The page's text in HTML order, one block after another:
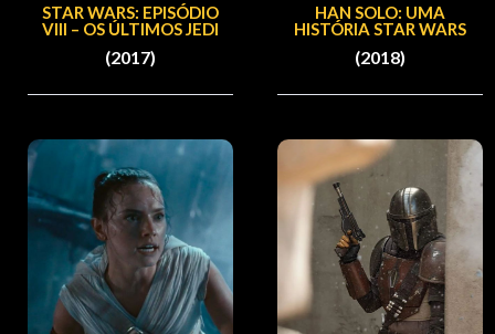
STAR WARS: EPISÓDIO
VIII – OS ÚLTIMOS JEDI
(2017)
HAN SOLO: UMA
HISTÓRIA STAR WARS
(2018)